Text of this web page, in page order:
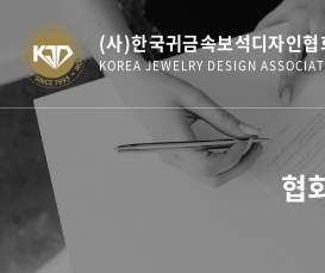
(사)한국귀금속보석디자인협
KOREA JEWELRY DESIGN
협